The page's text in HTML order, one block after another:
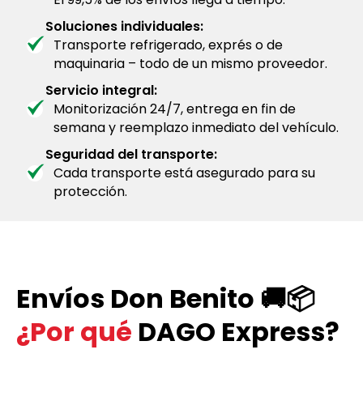
Soluciones individuales:
Transporte refrigerado, exprés o de
maquinaria – todo de un mismo proveedor.
Servicio integral:
Monitorización 24/7, entrega en fin de
semana y reemplazo inmediato del vehículo.
Seguridad del transporte:
Cada transporte está asegurado para su
protección.
Envíos Don Benito 🚚📦
¿Por qué DAGO Express?